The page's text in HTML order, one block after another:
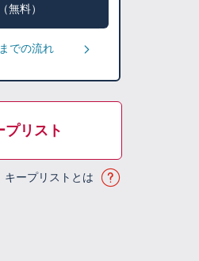
（無料）
での流れ
プリスト
キープリストとは